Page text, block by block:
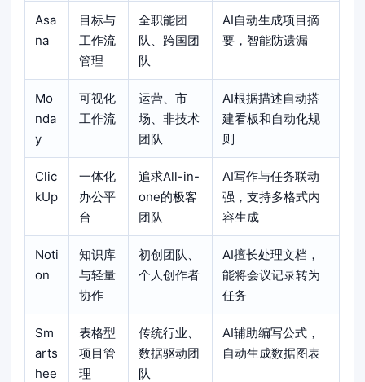
Asa
na
目标与
工作流
管理
全职能团
队、跨国团
队
AI自动生成项目摘
要，智能防遗漏
Mo
nda
y
可视化
工作流
运营、市
场、非技术
团队
AI根据描述自动搭
建看板和自动化规
则
Clic
kUp
一体化
办公平
台
追求All-in-
one的极客
团队
AI写作与任务联动
强，支持多格式内
容生成
Noti
on
知识库
与轻量
协作
初创团队、
个人创作者
AI擅长处理文档，
能将会议记录转为
任务
Sm
arts
hee
表格型
项目管
理
传统行业、
数据驱动团
队
AI辅助编写公式，
自动生成数据图表